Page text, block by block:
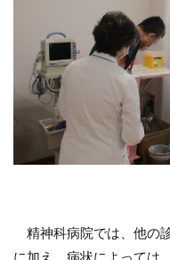
精神科病院では、他の